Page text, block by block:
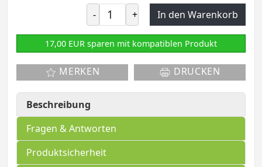
- + In den Warenkorb
17,00 EUR sparen mit kompatiblen Produkt
MERKEN DRUCKEN
Beschreibung
Fragen & Antworten
Produktsicherheit